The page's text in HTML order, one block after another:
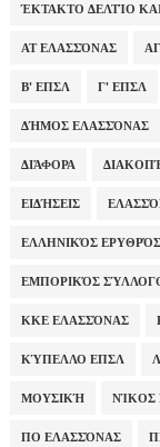
ΈΚΤΑΚΤΟ ΔΕΛΤΊΟ
ΑΤ ΕΛΑΣΣΌΝΑΣ
Β' ΕΠΣΛ Γ' ΕΠΣΛ
ΔΉΜΟΣ ΕΛΑΣΣΌΝΑΣ
ΔΙΆΦΟΡΑ
ΕΙΔΉΣΕΙΣ
ΕΛΛΗΝΙΚΌΣ
ΕΜΠΟΡΙΚΌΣ
ΚΚΕ ΕΛΑΣΣΌΝΑΣ
ΚΎΠΕΛΛΟ ΕΠΣΛ
ΜΟΥΣΙΚΉ ΝΊΚΟΣ
ΠΟ ΕΛΑΣΣΌΝΑΣ